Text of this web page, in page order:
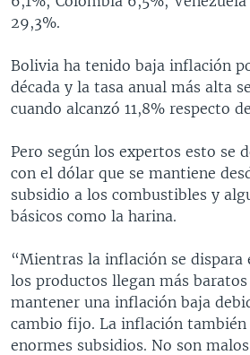
29,3%.
Bolivia ha tenido baja inflación
década y la tasa anual más alta
cuando alcanzó 11,8% respecto
Pero según los expertos esto se
con el dólar que se mantiene
subsidio a los combustibles y
básicos como la harina.
“Mientras la inflación se dispara
los productos llegan más baratos
mantener una inflación baja
cambio fijo. La inflación también
enormes subsidios. No son